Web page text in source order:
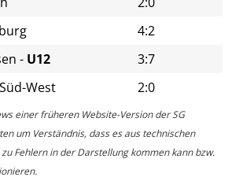
4:2
- U12
3:7
West 2:0
einer früheren Website-Version der SG
um Verständnis, dass es aus technischen
Fehlern in der Darstellung kommen kann bzw.